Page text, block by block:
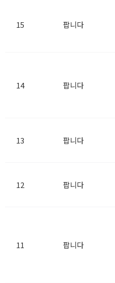
15 팝니다
14 팝니다
13 팝니다
12 팝니다
11 팝니다